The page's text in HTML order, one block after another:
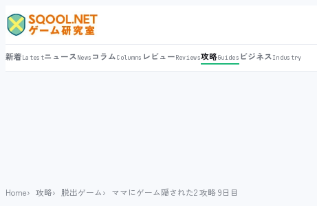
新着LatestニュースNews コラムColumns レビューReviews攻略Guides ビジネスIndustry
Home 攻略 脱出ゲーム ママにゲーム隠された2 攻略 9日目